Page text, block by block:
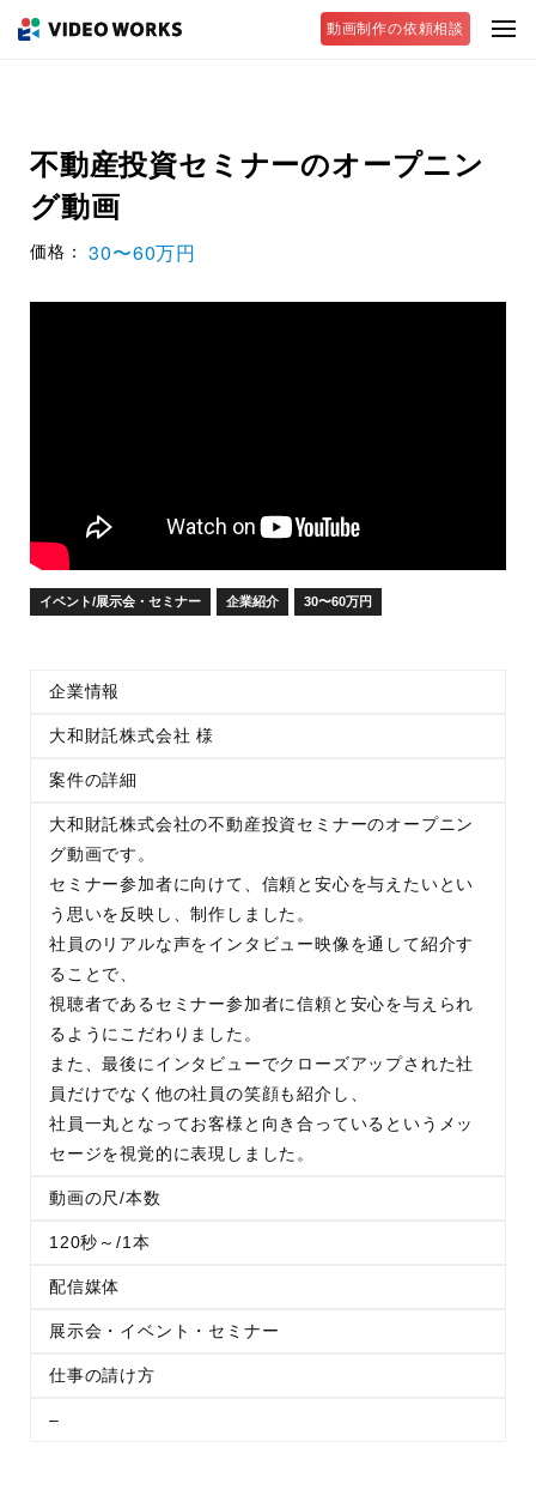
動画制作の依頼相談
不動産投資セミナーのオープニン
グ動画
価格： 30〜60万円
イベント/展示会・セミナー 企業紹介 30〜60万円
企業情報
大和財託株式会社 様
案件の詳細
大和財託株式会社の不動産投資セミナーのオープニン
グ動画です。
セミナー参加者に向けて、信頼と安心を与えたいとい
う思いを反映し、制作しました。
社員のリアルな声をインタビュー映像を通して紹介す
ることで、
視聴者であるセミナー参加者に信頼と安心を与えられ
るようにこだわりました。
また、最後にインタビューでクローズアップされた社
員だけでなく他の社員の笑顔も紹介し、
社員一丸となってお客様と向き合っているというメッ
セージを視覚的に表現しました。
動画の尺/本数
120秒～/1本
配信媒体
展示会・イベント・セミナー
仕事の請け方
–